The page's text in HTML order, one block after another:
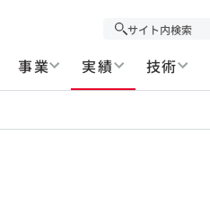
事業 実績 技術